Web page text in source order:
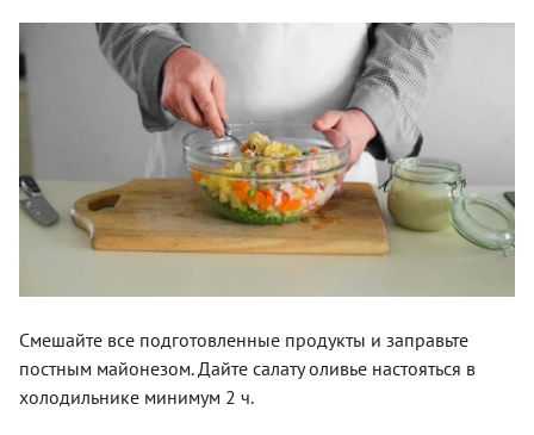
Смешайте все подготовленные продукты и заправьте
постным майонезом. Дайте салату оливье настояться в
холодильнике минимум 2 ч.